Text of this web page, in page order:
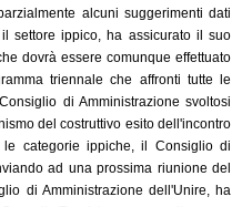
alcuni suggerimenti dati
settore ippico, ha assicurato il suo
dovrà essere comunque effettuato
triennale che affronti tutte le
di Amministrazione svoltosi
del costruttivo esito dell'incontro
categorie ippiche, il Consiglio di
ad una prossima riunione del
di Amministrazione dell'Unire, ha